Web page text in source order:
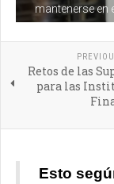
mantenerse en
Retos de las
para las
Esto